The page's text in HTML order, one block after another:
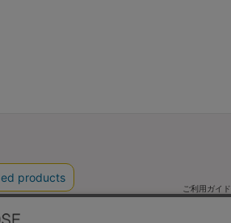
ご利用ガイド